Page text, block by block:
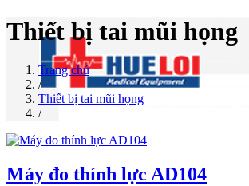
Thiết bị tai mũi họng
Trang chủ
/
Thiết bị tai mũi họng
/
Máy đo thính lực AD104